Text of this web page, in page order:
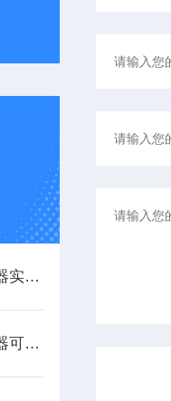
1756-L85E可编程逻辑控制器实操应用常见问题分析及解决方法探讨
1756-L85E可编程逻辑控制器可满足多行业自动化精准控制需求